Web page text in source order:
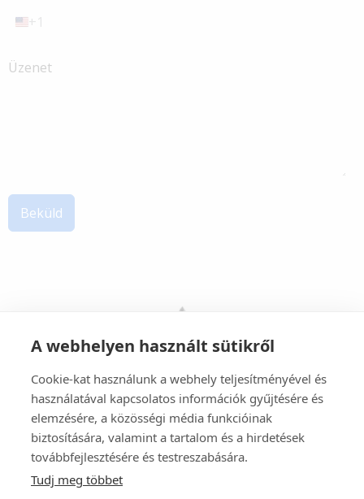
U
t
s
+1
Üzenet
Beküld
Grand Forest Kft.
A webhelyen használt sütikről
Cookie-kat használunk a webhely teljesítményével és
használatával kapcsolatos információk gyűjtésére és
elemzésére, a közösségi média funkcióinak
biztosítására, valamint a tartalom és a hirdetések
továbbfejlesztésére és testreszabására.
Tudj meg többet